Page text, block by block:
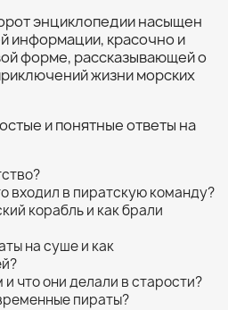
энциклопедии насыщен
информации, красочно и
форме, рассказывающей о
жизни морских
и понятные ответы на
входил в пиратскую команду?
корабль и как брали
на суше и как
что они делали в старости?
пираты?